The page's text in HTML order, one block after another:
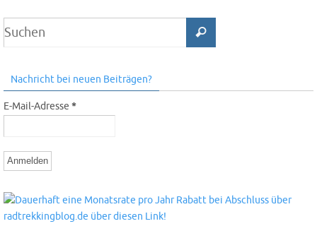
Nachricht bei neuen Beiträgen?
E-Mail-Adresse *